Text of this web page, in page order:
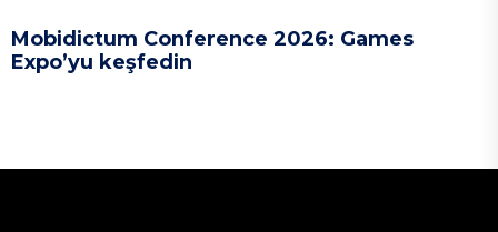
Mobidictum Conference 2026: Games
Expo’yu keşfedin